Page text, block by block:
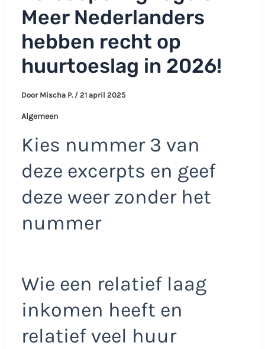
Meer Nederlanders
hebben recht op
huurtoeslag in 2026!
Door Mischa P. / 21 april 2025
Algemeen
Kies nummer 3 van
deze excerpts en geef
deze weer zonder het
nummer
Wie een relatief laag
inkomen heeft en
relatief veel huur